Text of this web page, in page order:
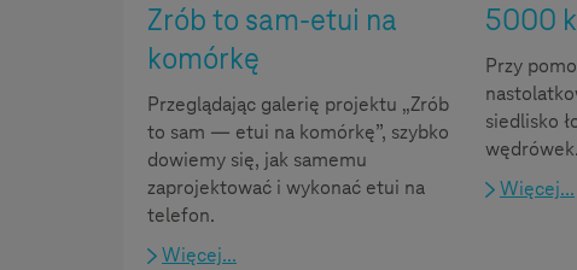
Zrób to sam-etui na
komórkę
Przeglądając galerię projektu „Zrób
to sam — etui na komórkę”, szybko
dowiemy się, jak samemu
zaprojektować i wykonać etui na
telefon.
Więcej...
5000
Przy
siedlisko
wędrówek.
Więcej...